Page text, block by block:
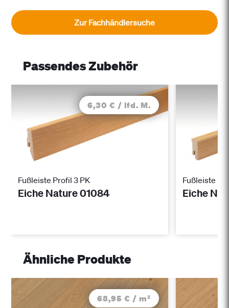
Zur Fachhändlersuche
Passendes Zubehör
6,30 € / lfd. M.
Fußleiste Profil 3 PK
Eiche Nature 01084
Fußleiste
Eiche
Ähnliche Produkte
68,95 € / m²